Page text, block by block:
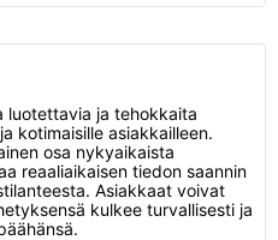
luotettavia ja tehokkaita
kotimaisille asiakkailleen.
osa nykyaikaista
reaaliaikaisen tiedon saannin
Asiakkaat voivat
kulkee turvallisesti ja